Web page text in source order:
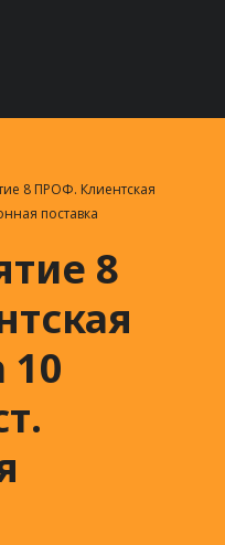
8 ПРОФ. Клиентская
поставка
8
10